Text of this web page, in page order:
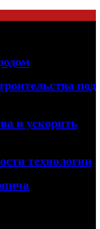
под
и ускорить
технологии